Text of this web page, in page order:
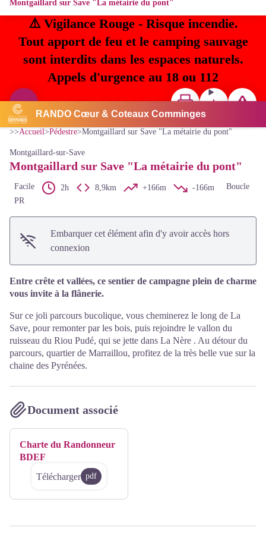
⚠️ Vigilance Rouge - Risque incendie.
Tout apport de feu et le camping sauvage
sont interdits dans les espaces naturels.
Appels d'urgence au 18 ou 112
RANDO Cœur & Coteaux Comminges
Montgaillard sur Save "La métairie du pont"
CC Coeur & Coteaux Comminges
Voir l'image en plein écran
ImprimerTéléchargerSignaler
>>Accueil>Pédestre>Montgaillard sur Save "La métairie du pont"
Montgaillard-sur-Save
Montgaillard sur Save "La métairie du pont"
Facile 2h 8,9km +166m -166m
Boucle
PR
Embarquer cet élément afin d'y avoir accès hors
connexion
Entre crête et vallées, ce sentier de campagne plein de charme
vous invite à la flânerie.
Sur ce joli parcours bucolique, vous cheminerez le long de La
Save, pour remonter par les bois, puis rejoindre le vallon du
ruisseau du Riou Pudé, qui se jette dans La Nère . Au détour du
parcours, quartier de Marraillou, profitez de la très belle vue sur la
chaine des Pyrénées.
Document associé
Charte du Randonneur
BDEF
Télécharger pdf